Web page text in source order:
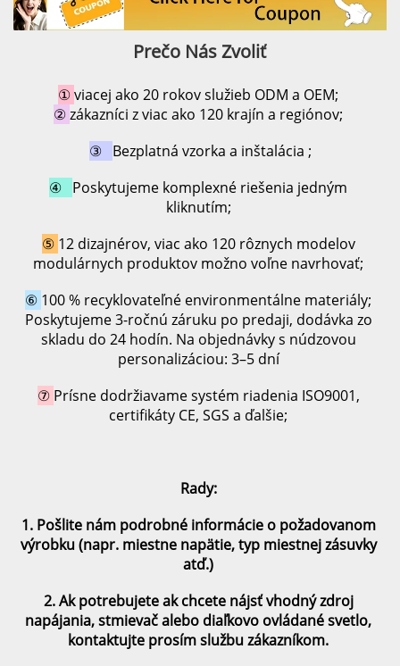
Prečo Nás Zvoliť
① viacej ako 20 rokov služieb ODM a OEM;
② zákazníci z viac ako 120 krajín a regiónov;
③ Bezplatná vzorka a inštalácia ;
④ Poskytujeme komplexné riešenia jedným
kliknutím;
⑤ 12 dizajnérov, viac ako 120 rôznych modelov
modulárnych produktov možno voľne navrhovať;
⑥ 100 % recyklovateľné environmentálne materiály;
Poskytujeme 3-ročnú záruku po predaji, dodávka zo
skladu do 24 hodín. Na objednávky s núdzovou
personalizáciou: 3–5 dní
⑦ Prísne dodržiavame systém riadenia ISO9001,
certifikáty CE, SGS a ďalšie;
Rady:
1. Pošlite nám podrobné informácie o požadovanom
výrobku (napr. miestne napätie, typ miestnej zásuvky
atď.)
2. Ak potrebujete ak chcete nájsť vhodný zdroj
napájania, stmievač alebo diaľkovo ovládané svetlo,
kontaktujte prosím službu zákazníkom.